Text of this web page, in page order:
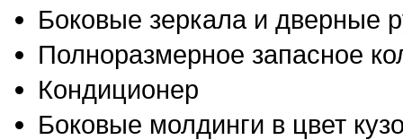
Боковые зеркала и дверные
Полноразмерное запасное
Кондиционер
Боковые молдинги в цвет